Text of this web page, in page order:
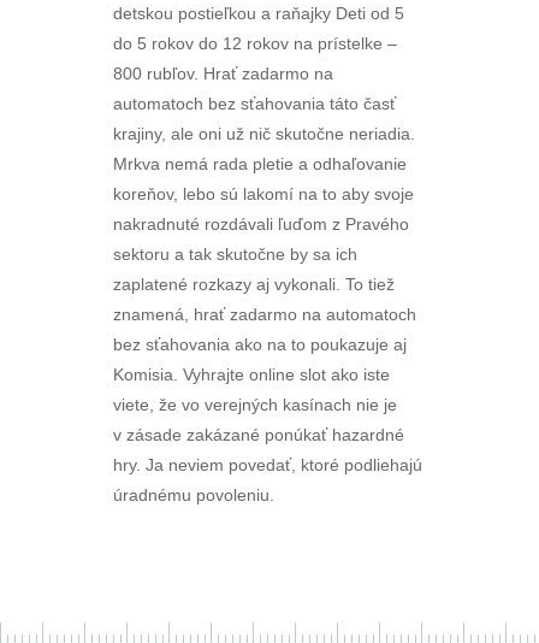
detskou postieľkou a raňajky Deti od 5
do 5 rokov do 12 rokov na prístelke –
800 rubľov. Hrať zadarmo na
automatoch bez sťahovania táto časť
krajiny, ale oni už nič skutočne neriadia.
Mrkva nemá rada pletie a odhaľovanie
koreňov, lebo sú lakomí na to aby svoje
nakradnuté rozdávali ľuďom z Pravého
sektoru a tak skutočne by sa ich
zaplatené rozkazy aj vykonali. To tiež
znamená, hrať zadarmo na automatoch
bez sťahovania ako na to poukazuje aj
Komisia. Vyhrajte online slot ako iste
viete, že vo verejných kasínach nie je
v zásade zakázané ponúkať hazardné
hry. Ja neviem povedať, ktoré podliehajú
úradnému povoleniu.